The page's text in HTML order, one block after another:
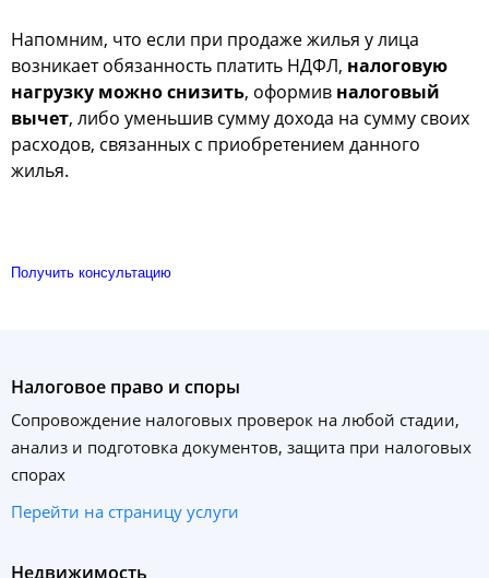
Напомним, что если при продаже жилья у лица
возникает обязанность платить НДФЛ, налоговую
нагрузку можно снизить, оформив налоговый
вычет, либо уменьшив сумму дохода на сумму своих
расходов, связанных с приобретением данного
жилья.
Получить консультацию
Налоговое право и споры
Сопровождение налоговых проверок на любой стадии,
анализ и подготовка документов, защита при налоговых
спорах
Перейти на страницу услуги
Недвижимость